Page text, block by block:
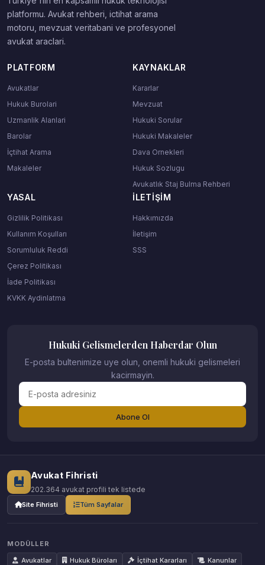
platformu. Avukat rehberi, ictihat arama
motoru, mevzuat veritabani ve profesyonel
avukat araclari.
PLATFORM
Avukatlar
Hukuk Burolari
Uzmanlik Alanlari
Barolar
İçtihat Arama
Makaleler
KAYNAKLAR
Kararlar
Mevzuat
Hukuki Sorular
Hukuki Makaleler
Dava Ornekleri
Hukuk Sozlugu
Avukatlık Staj Bulma Rehberi
YASAL
Gizlilik Politikası
Kullanım Koşulları
Sorumluluk Reddi
Çerez Politikası
İade Politikası
KVKK Aydinlatma
İLETIŞIM
Hakkımızda
İletişim
SSS
Hukuki Gelismelerden Haberdar Olun
E-posta bultenimize uye olun, onemli hukuki gelismeleri
kacirmayin.
Abone Ol
Avukat Fihristi
202.364 avukat profili tek listede
Site Fihristi Tüm Sayfalar
MODÜLLER
Avukatlar
Hukuk Büroları İçtihat Kararları
Kanunlar